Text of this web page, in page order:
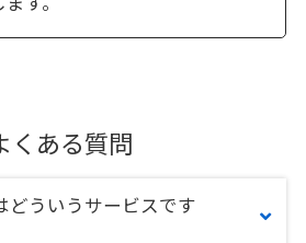
くある質問
どういうサービスです